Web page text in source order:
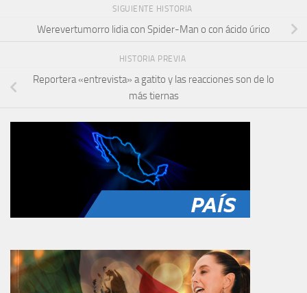
SIGUIENTE HISTORIA
Werevertumorro lidia con Spider-Man o con ácido úrico
HISTORIA PREVIA
Reportera «entrevista» a gatito y las reacciones son de lo
más tiernas